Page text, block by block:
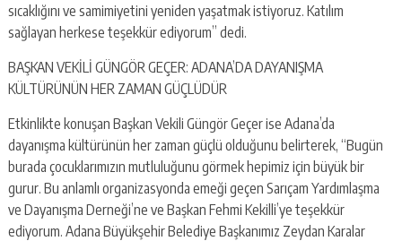
sıcaklığını ve samimiyetini yeniden yaşatmak istiyoruz. Katılım
sağlayan herkese teşekkür ediyorum” dedi.
BAŞKAN VEKİLİ GÜNGÖR GEÇER: ADANA’DA DAYANIŞMA
KÜLTÜRÜNÜN HER ZAMAN GÜÇLÜDÜR
Etkinlikte konuşan Başkan Vekili Güngör Geçer ise Adana’da
dayanışma kültürünün her zaman güçlü olduğunu belirterek, “Bugün
burada çocuklarımızın mutluluğunu görmek hepimiz için büyük bir
gurur. Bu anlamlı organizasyonda emeği geçen Sarıçam Yardımlaşma
ve Dayanışma Derneği’ne ve Başkan Fehmi Kekilli’ye teşekkür
ediyorum. Adana Büyükşehir Belediye Başkanımız Zeydan Karalar